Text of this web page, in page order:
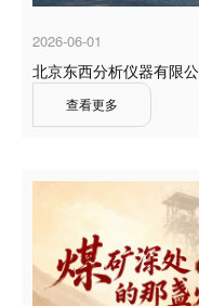
2026-06-01
北京东西分析仪器有限
查看更多